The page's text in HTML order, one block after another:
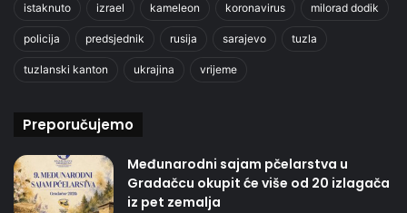
istaknuto izrael kameleon koronavirus milorad dodik
policija predsjednik rusija sarajevo tuzla
tuzlanski kanton ukrajina vrijeme
Preporučujemo
Međunarodni sajam pčelarstva u
Gradačcu okupit će više od 20 izlagača
iz pet zemalja